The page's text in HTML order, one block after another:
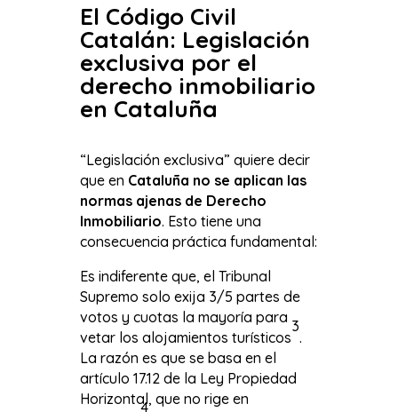
El Código Civil
Catalán: Legislación
exclusiva por el
derecho inmobiliario
en Cataluña
“Legislación exclusiva” quiere decir
que en Cataluña no se aplican las
normas ajenas de Derecho
Inmobiliario. Esto tiene una
consecuencia práctica fundamental:
Es indiferente que, el Tribunal
Supremo solo exija 3/5 partes de
votos y cuotas la mayoría para
vetar los alojamientos turísticos
3
.
La razón es que se basa en el
artículo 17.12 de la Ley Propiedad
Horizontal, que no rige en
4